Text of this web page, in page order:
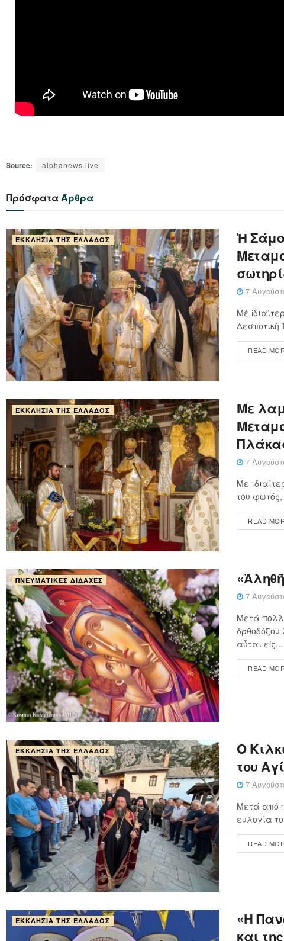
Source: alphanews.live
ΠρόσφαταΆρθρα
ΕΚΚΛΗΣΊΑ ΤΗΣ ΕΛΛΆΔΟΣ
Ἡ
7
Μὲ
READ
ΕΚΚΛΗΣΊΑ ΤΗΣ ΕΛΛΆΔΟΣ
Με
7
Με
του
READ
ΠΝΕΥΜΑΤΙΚΈΣ ΔΙΔΑΧΈΣ
7
Μετά
αὗται εἰς...
READ
ΕΚΚΛΗΣΊΑ ΤΗΣ ΕΛΛΆΔΟΣ
Ο
του
7
Μετά από
ευλογία
READ
ΕΚΚΛΗΣΊΑ ΤΗΣ ΕΛΛΆΔΟΣ
«Η
και